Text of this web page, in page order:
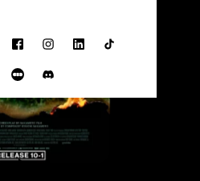
FacebookInstagram
LinkedInTikTok
Letterboxd
Discord